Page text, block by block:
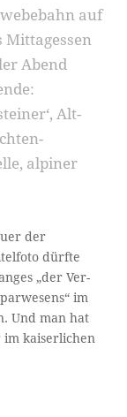
auf
Mittagessen
Abend
Alt­
alpiner
der
dürfte
„der Ver­
im
Und man hat
im kaiserlichen